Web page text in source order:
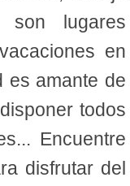
son lugares
en
es amante de
todos
Encuentre
disfrutar del